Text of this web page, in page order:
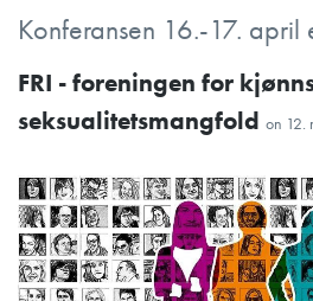
Konferansen 16.-17. april
FRI - foreningen for
seksualitetsmangfold on 12.